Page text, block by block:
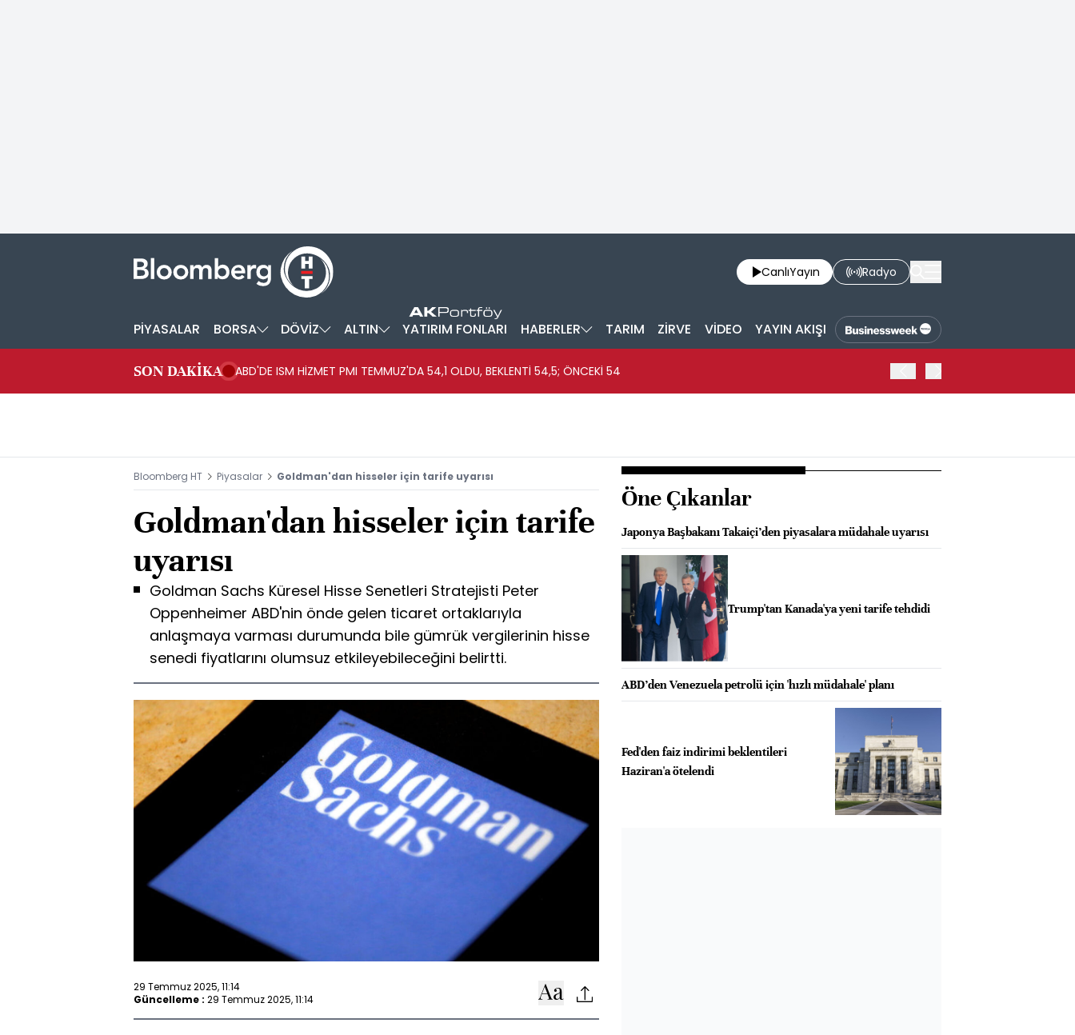
CanlıYayın Radyo
PİYASALAR BORSA DÖVİZ ALTIN YATIRIM FONLARI HABERLER TARIM ZİRVE VİDEO YAYIN AKIŞI
SON DAKİKA ABD'DE ISM HİZMET PMI TEMMUZ'DA 54,1 OLDU, BEKLENTİ 54,5; ÖNCEKİ 54
Bloomberg HT Piyasalar Goldman'dan hisseler için tarife uyarısı
Goldman'dan hisseler için tarife
uyarısı
Goldman Sachs Küresel Hisse Senetleri Stratejisti Peter
Oppenheimer ABD'nin önde gelen ticaret ortaklarıyla
anlaşmaya varması durumunda bile gümrük vergilerinin hisse
senedi fiyatlarını olumsuz etkileyebileceğini belirtti.
29 Temmuz 2025, 11:14
Güncelleme : 29 Temmuz 2025, 11:14
Öne Çıkanlar
Japonya Başbakanı Takaiçi’den piyasalara müdahale uyarısı
Trump'tan Kanada'ya yeni tarife tehdidi
ABD’den Venezuela petrolü için 'hızlı müdahale' planı
Fed'den faiz indirimi beklentileri
Haziran'a ötelendi